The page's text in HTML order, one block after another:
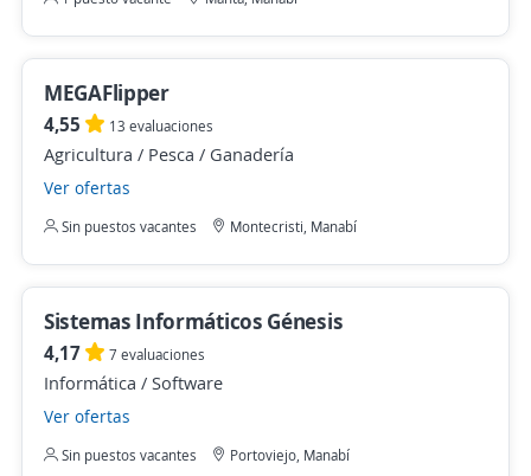
MEGAFlipper
4,55 13 evaluaciones
Agricultura / Pesca / Ganadería
Ver ofertas
Sin puestos vacantes Montecristi, Manabí
Sistemas Informáticos Génesis
4,17 7 evaluaciones
Informática / Software
Ver ofertas
Sin puestos vacantes Portoviejo, Manabí